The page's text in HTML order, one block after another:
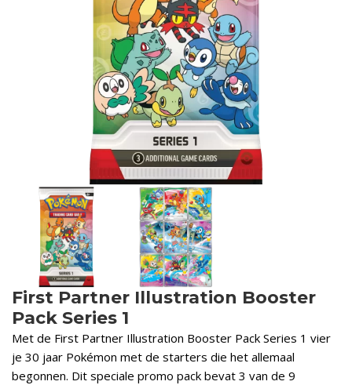
First Partner Illustration Booster
Pack Series 1
Met de First Partner Illustration Booster Pack Series 1 vier
je 30 jaar Pokémon met de starters die het allemaal
begonnen. Dit speciale promo pack bevat 3 van de 9